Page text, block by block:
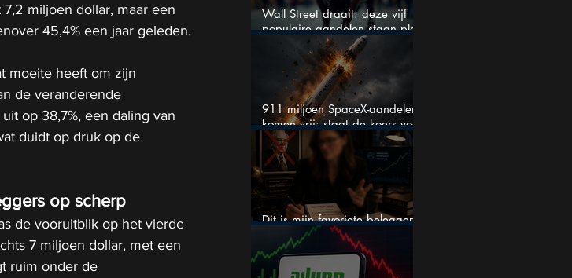
miljoen dollar, maar een
45,4% een jaar geleden.
moeite heeft om zijn
de veranderende
op 38,7%, een daling van
duidt op druk op de
op scherp
de vooruitblik op het vierde
7 miljoen dollar, met een
ruim onder de
Wall Street draait: deze vijf
populaire aandelen staan plots
onder spanning
911 miljoen SpaceX-aandelen
komen vrij: staat de koers voor
een nieuwe crash?
Dit is mijn favoriete belegger…
en het is niet Warren Buffett